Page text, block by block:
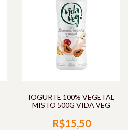
IOGURTE 100% VEGETAL
MISTO 500G VIDA VEG
R$15,50